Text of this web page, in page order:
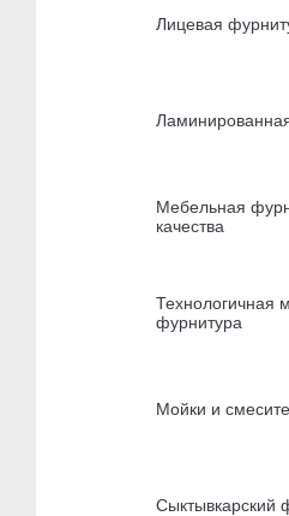
Лицевая
Мебельная
качества
Технологичная
фурнитура
Мойки и
Сыктывкарский